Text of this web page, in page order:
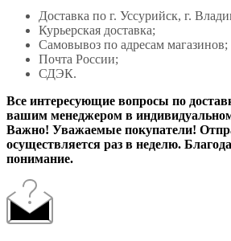
Доставка по г. Уссурийск, г.
Курьерская доставка;
Самовывоз по адресам магазинов;
Почта России;
СДЭК.
Все интересующие вопросы по
вашим менеджером в
Важно! Уважаемые покупатели!
осуществляется раз в неделю.
понимание.